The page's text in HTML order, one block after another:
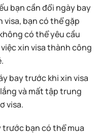
bạn cần đổi ngày bay
visa, bạn có thể gặp
có thể yêu cầu
xin visa thành công
bay trước khi xin visa
và mất tập trung
visa.
trước bạn có thể mua